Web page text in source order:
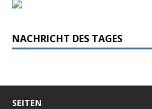
NACHRICHT DES TAGES
SEITEN